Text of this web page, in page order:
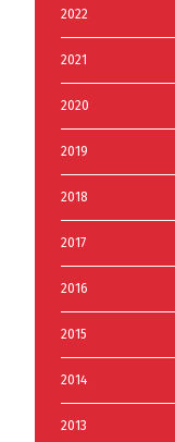
2022
2021
2020
2019
2018
2017
2016
2015
2014
2013